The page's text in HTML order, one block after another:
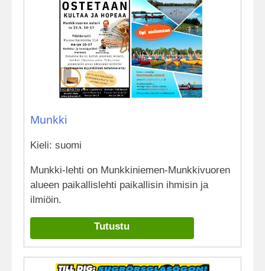
Munkki
Kieli: suomi
Munkki-lehti on Munkkiniemen-Munkkivuoren
alueen paikallislehti paikallisin ihmisin ja
ilmiöin.
Tutustu